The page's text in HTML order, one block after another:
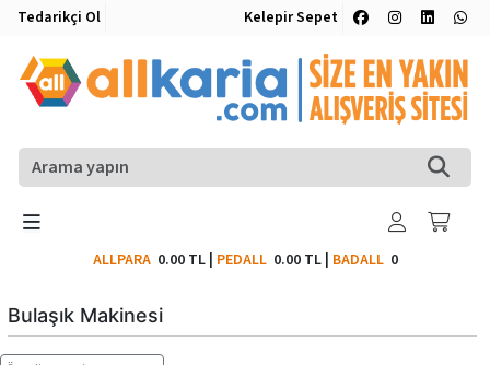
Tedarikçi Ol Kelepir Sepet
ALLPARA 0.00 TL| PEDALL 0.00 TL| BADALL0
Bulaşık Makinesi